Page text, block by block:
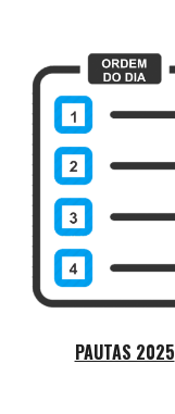
PAUTAS 2025